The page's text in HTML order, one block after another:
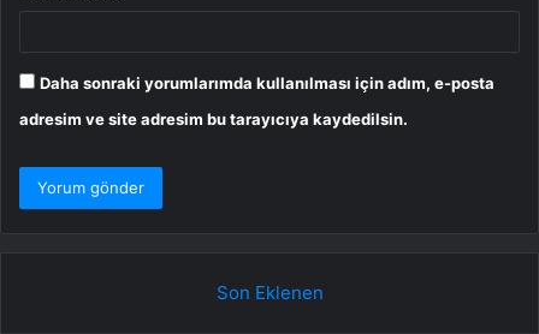
Daha sonraki yorumlarımda kullanılması için adım, e-posta
adresim ve site adresim bu tarayıcıya kaydedilsin.
Son Eklenen